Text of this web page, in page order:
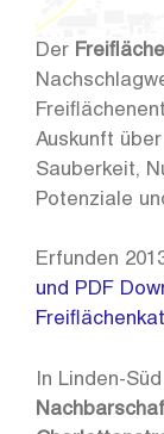
Der
Auskunft
Sauberkeit,
Potenziale
Erfunden
und PDF
In Linden-